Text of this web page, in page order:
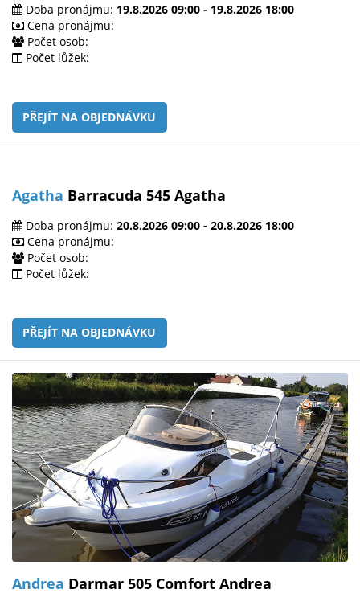
Doba pronájmu: 19.8.2026 09:00 - 19.8.2026 18:00
Cena pronájmu:
Počet osob:
Počet lůžek:
PŘEJÍT NA OBJEDNÁVKU
Agatha Barracuda 545 Agatha
Doba pronájmu: 20.8.2026 09:00 - 20.8.2026 18:00
Cena pronájmu:
Počet osob:
Počet lůžek:
PŘEJÍT NA OBJEDNÁVKU
Andrea Darmar 505 Comfort Andrea